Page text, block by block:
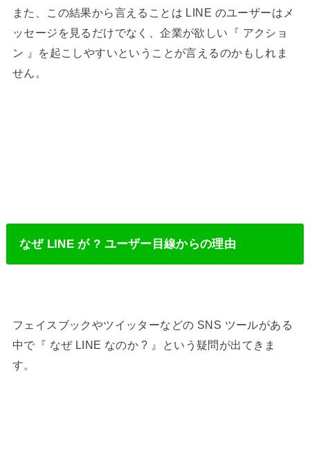
また、この結果から言えることは LINE のユーザーはメ
ッセージを見るだけでなく、企業が欲しい『 アクショ
ン 』を起こしやすいということが言えるのかもしれま
せん。
なぜ LINE が ? ユーザー目線からの理由
フェイスブックやツイッターなどの SNS ツールがある
中で『 なぜ LINE なのか ? 』という疑問が出てきま
す。